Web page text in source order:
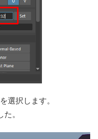
選択します。
。